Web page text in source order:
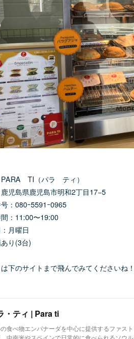
PARA TI（パラ ティ）
児島県鹿児島市明和2丁目17−5
：080ｰ5591ｰ0965
：11:00〜19:00
月曜日
り(3台)
下のサイトまで飛んでみてくださいね！
・ティ | Para ti
食べ物エンパナーダを中心に提供するファス
。中南米やスペインで日常的に食べられるソウル